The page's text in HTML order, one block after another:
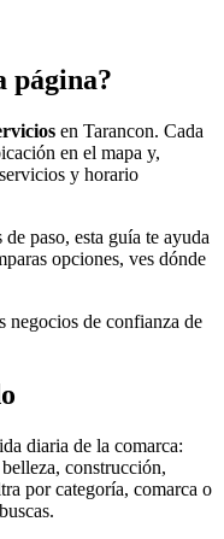
página?
en Tarancon. Cada
en el mapa y,
y horario
paso, esta guía te ayuda
opciones, ves dónde
negocios de confianza de
diaria de la comarca:
construcción,
por categoría, comarca o